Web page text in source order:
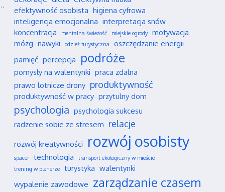
efektywność osobista higiena cyfrowa
inteligencja emocjonalna interpretacja snów
koncentracja
mentalna świeżość miejskie ogrody
motywacja
mózg nawyki odzież turystyczna
oszczędzanie energii
pamięć percepcja podróże
pomysły na walentynki praca zdalna
prawo lotnicze drony produktywność
produktywność w pracy przytulny dom
psychologia psychologia sukcesu
radzenie sobie ze stresem relacje
rozwój kreatywności rozwój osobisty
spacer technologia
transport ekologiczny w mieście
trening w plenerze
turystyka walentynki
wypalenie zawodowe zarządzanie czasem